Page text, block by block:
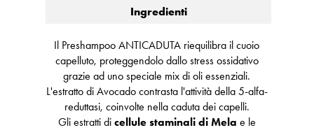
Ingredienti
Il Preshampoo ANTICADUTA riequilibra il cuoio
capelluto, proteggendolo dallo stress ossidativo
grazie ad uno speciale mix di oli essenziali.
L'estratto di Avocado contrasta l'attività della 5-alfa-
reduttasi, coinvolte nella caduta dei capelli.
Gli estratti di cellule staminali di Mela e le